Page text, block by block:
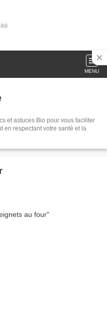
MENU
et astuces Bio pour vous faciliter
en respectant votre santé et la